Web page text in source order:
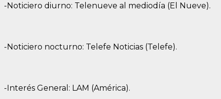
-Noticiero diurno: Telenueve al mediodía (El Nueve).
-Noticiero nocturno: Telefe Noticias (Telefe).
-Interés General: LAM (América).